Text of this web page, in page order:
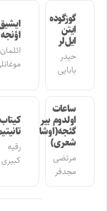
گوزگوده
ایل‌لر
بابایی
ایشیق‌دان
اؤنجه
ائلمان
موغانلی
ساعات
اولدوم بیر
گئجه(اوشاق
شعری)
مرتضی
مجدفر
کیتاب
تانیتیمی
کبیری